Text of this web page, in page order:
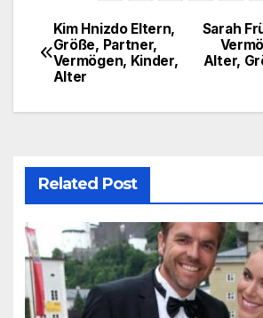
Post
navigation
Sarah
Alter,
Kim Hnizdo Eltern,
Größe, Partner,
Vermögen, Kinder,
Alter
Related Post